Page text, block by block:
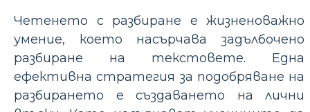
Четенето с разбиране е жизненоважно
умение, което насърчава задълбочено
разбиране на текстовете. Една
ефективна стратегия за подобряване на
разбирането е създаването на лични